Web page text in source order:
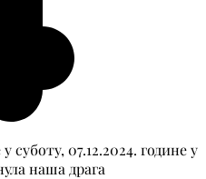
суботу, 07.12.2024. године у
наша драга